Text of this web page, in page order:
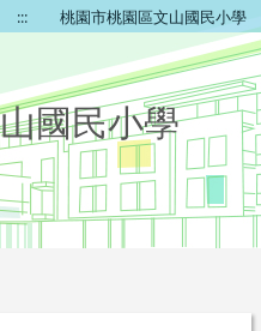
::: 桃園市桃園區文山國民小學
國民小學